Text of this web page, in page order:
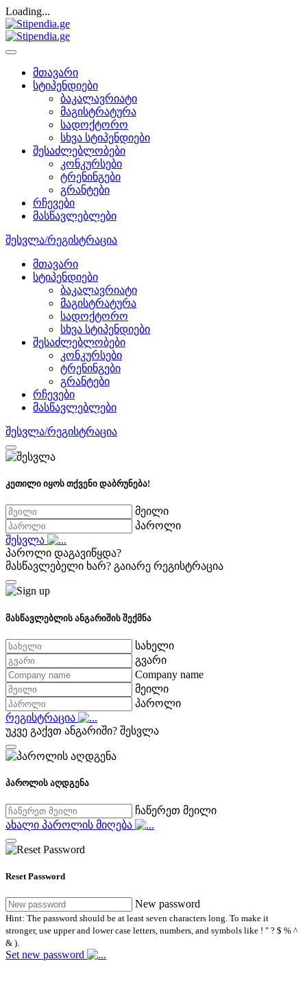
Loading...
მთავარი
სტიპენდიები
ბაკალავრიატი
მაგისტრატურა
სადოქტორო
სხვა სტიპენდიები
შესაძლებლობები
კონკურსები
ტრენინგები
გრანტები
რჩევები
მასწავლებლები
შესვლა/რეგისტრაცია
მთავარი
სტიპენდიები
ბაკალავრიატი
მაგისტრატურა
სადოქტორო
სხვა სტიპენდიები
შესაძლებლობები
კონკურსები
ტრენინგები
გრანტები
რჩევები
მასწავლებლები
შესვლა/რეგისტრაცია
კეთილი იყოს თქვენი დაბრუნება!
მეილი
პაროლი
შესვლა
პაროლი დაგავიწყდა?
მასწავლებელი ხარ? გაიარე რეგისტრაცია
მასწავლებლის ანგარიშის შექმნა
სახელი
გვარი
Company name
მეილი
პაროლი
რეგისტრაცია
უკვე გაქვთ ანგარიში? შესვლა
პაროლის აღდგენა
ჩაწერეთ მეილი
ახალი პაროლის მიღება
Reset Password
New password
Hint: The password should be at least seven characters long. To make it
stronger, use upper and lower case letters, numbers, and symbols like ! " ? $ % ^
& ).
Set new password